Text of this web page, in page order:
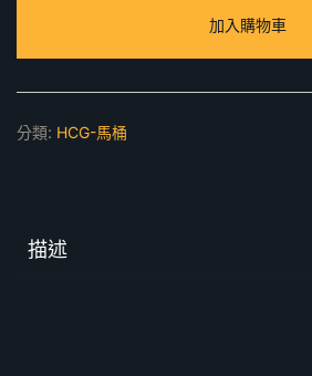
桶
蓋
數
加入購物車
分類: HCG-馬桶
描述